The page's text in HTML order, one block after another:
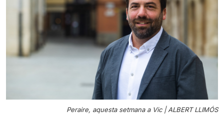
Peraire, aquesta setmana a Vic |ALBERT LLIMÓS